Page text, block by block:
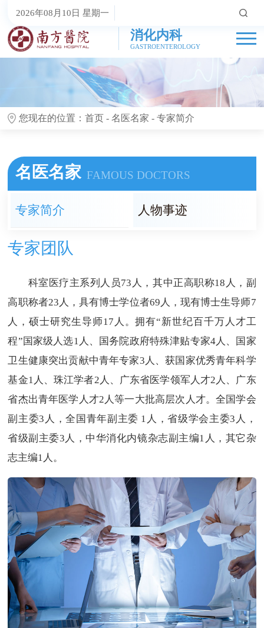
2026年08月10日 星期一
消化内科
GASTROENTEROLOGY
您现在的位置：首页 -名医名家 -专家简介
名医名家 FAMOUS DOCTORS
专家简介 人物事迹
专家团队
科室医疗主系列人员73人，其中正高职称18 人，副
高职称者23 人，具有博士学位者69 人，现有博士生导师7
人，硕士研究生导师17 人。拥有“新世纪百千万人才工
程”国家级人选1 人、国务院政府特殊津贴专家4人、国家
卫生健康突出贡献中青年专家3 人、获国家优秀青年科学
基金1 人、珠江学者2 人、广东省医学领军人才2 人、广东
省杰出青年医学人才2 人等一大批高层次人才。全国学会
副主委3人，全国青年副主委 1人，省级学会主委3人，
省级副主委3人，中华消化内镜杂志副主编1人，其它杂
志主编1人。